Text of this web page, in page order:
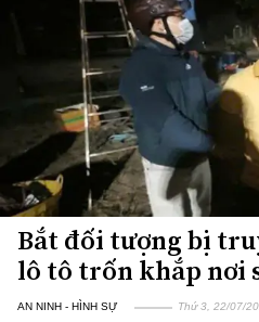
Bắt đối tượng bị
lô tô trốn khắp nơi
AN NINH - HÌNH SỰ Thứ 3, 22/07/